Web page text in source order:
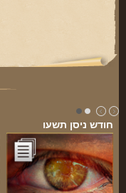
חודש ניסן תשעו